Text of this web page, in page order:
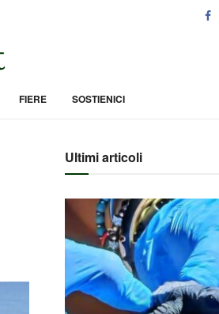
FIERE SOSTIENICI
Ultimi articoli